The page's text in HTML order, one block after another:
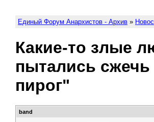
Единый Форум Анархистов - Архив »
Какие-то злые
пытались
пирог"
band